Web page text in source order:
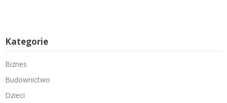
Kategorie
Biznes
Budownictwo
Dzieci